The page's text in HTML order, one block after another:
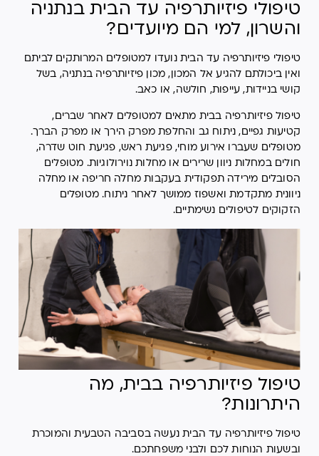
טיפולי פיזיותרפיה עד הבית בנתניה
והשרון, למי הם מיועדים?
טיפולי פיזיותרפיה עד הבית נועדו למטופלים המרותקים לביתם
ואין ביכולתם להגיע אל המכון, מכון פיזיותרפיה בנתניה, בשל
קושי בניידות, עייפות, חולשה, או כאב.
טיפול פיזיותרפיה בבית מתאים למטופלים לאחר שברים,
קטיעות גפיים, ניתוח גב והחלפת מפרק הירך או מפרק הברך.
מטופלים שעברו אירוע מוחי, פגיעת ראש, פגיעת חוט שדרה,
חולים במחלות ניוון שרירים או מחלות נוירולוגיות. מטופלים
הסובלים מירידה תפקודית בעקבות מחלה חריפה או מחלה
ניוונית מתקדמת ואשפוז ממושך לאחר ניתוח. מטופלים
הזקוקים לטיפולים נשימתיים.
טיפול פיזיותרפיה בבית, מה
היתרונות?
טיפול פיזיותרפיה עד הבית נעשה בסביבה הטבעית והמוכרת
ובשעות הנוחות לכם ולבני משפחתכם.